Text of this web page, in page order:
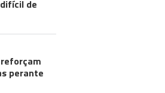
de
perante